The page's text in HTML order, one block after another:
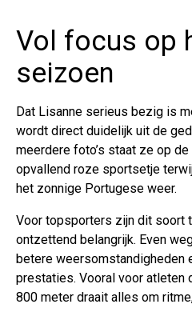
Vol focus op
seizoen
Dat Lisanne serieus bezig is
wordt direct duidelijk uit de
meerdere foto’s staat ze op
opvallend roze sportsetje
het zonnige Portugese weer.
Voor topsporters zijn dit soort
ontzettend belangrijk. Even
betere weersomstandigheden
prestaties. Vooral voor atleten
800 meter draait alles om